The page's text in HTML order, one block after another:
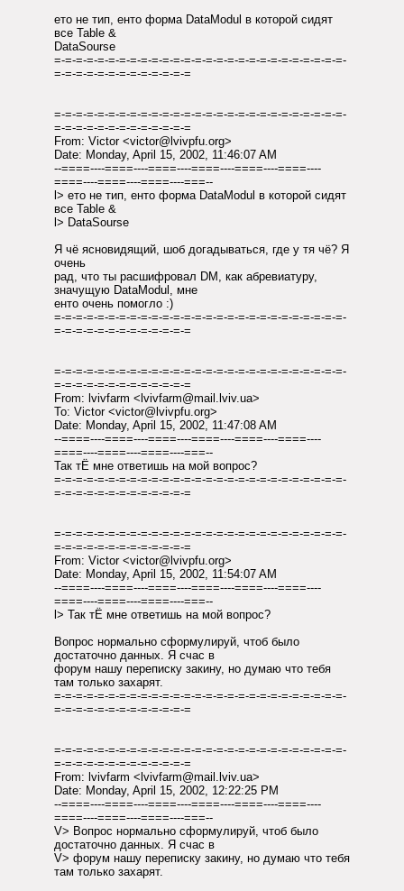
ето не тип, енто форма DataModul в которой сидят
все Table &
DataSourse
=-=-=-=-=-=-=-=-=-=-=-=-=-=-=-=-=-=-=-=-=-=-=-=-=-=-=-
=-=-=-=-=-=-=-=-=-=-=-=-=
=-=-=-=-=-=-=-=-=-=-=-=-=-=-=-=-=-=-=-=-=-=-=-=-=-=-=-
=-=-=-=-=-=-=-=-=-=-=-=-=
From: Victor <victor@lvivpfu.org>
Date: Monday, April 15, 2002, 11:46:07 AM
--====----====----====----====----====----====----
====----====----====----===--
l> ето не тип, енто форма DataModul в которой сидят
все Table &
l> DataSourse
Я чё ясновидящий, шоб догадываться, где у тя чё? Я
очень
рад, что ты расшифровал DM, как абревиатуру,
значущую DataModul, мне
енто очень помогло :)
=-=-=-=-=-=-=-=-=-=-=-=-=-=-=-=-=-=-=-=-=-=-=-=-=-=-=-
=-=-=-=-=-=-=-=-=-=-=-=-=
=-=-=-=-=-=-=-=-=-=-=-=-=-=-=-=-=-=-=-=-=-=-=-=-=-=-=-
=-=-=-=-=-=-=-=-=-=-=-=-=
From: lvivfarm <lvivfarm@mail.lviv.ua>
To: Victor <victor@lvivpfu.org>
Date: Monday, April 15, 2002, 11:47:08 AM
--====----====----====----====----====----====----
====----====----====----===--
Так тЁ мне ответишь на мой вопрос?
=-=-=-=-=-=-=-=-=-=-=-=-=-=-=-=-=-=-=-=-=-=-=-=-=-=-=-
=-=-=-=-=-=-=-=-=-=-=-=-=
=-=-=-=-=-=-=-=-=-=-=-=-=-=-=-=-=-=-=-=-=-=-=-=-=-=-=-
=-=-=-=-=-=-=-=-=-=-=-=-=
From: Victor <victor@lvivpfu.org>
Date: Monday, April 15, 2002, 11:54:07 AM
--====----====----====----====----====----====----
====----====----====----===--
l> Так тЁ мне ответишь на мой вопрос?
Вопрос нормально сформулируй, чтоб было
достаточно данных. Я счас в
форум нашу переписку закину, но думаю что тебя
там только захарят.
=-=-=-=-=-=-=-=-=-=-=-=-=-=-=-=-=-=-=-=-=-=-=-=-=-=-=-
=-=-=-=-=-=-=-=-=-=-=-=-=
=-=-=-=-=-=-=-=-=-=-=-=-=-=-=-=-=-=-=-=-=-=-=-=-=-=-=-
=-=-=-=-=-=-=-=-=-=-=-=-=
From: lvivfarm <lvivfarm@mail.lviv.ua>
Date: Monday, April 15, 2002, 12:22:25 PM
--====----====----====----====----====----====----
====----====----====----===--
V> Вопрос нормально сформулируй, чтоб было
достаточно данных. Я счас в
V> форум нашу переписку закину, но думаю что тебя
там только захарят.